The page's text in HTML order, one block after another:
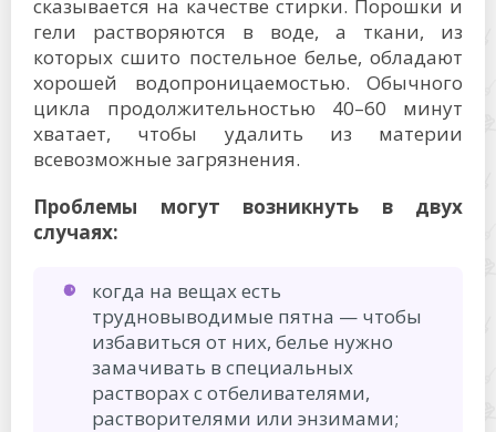
сказывается на качестве стирки. Порошки и
гели растворяются в воде, а ткани, из
которых сшито постельное белье, обладают
хорошей водопроницаемостью. Обычного
цикла продолжительностью 40–60 минут
хватает, чтобы удалить из материи
всевозможные загрязнения.
Проблемы могут возникнуть в двух
случаях:
когда на вещах есть
трудновыводимые пятна — чтобы
избавиться от них, белье нужно
замачивать в специальных
растворах с отбеливателями,
растворителями или энзимами;